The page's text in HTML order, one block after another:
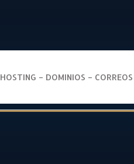
HOSTING – DOMINIOS – CORREOS